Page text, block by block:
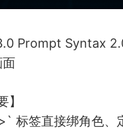
Prompt Syntax
面
】
标签直接绑角色、